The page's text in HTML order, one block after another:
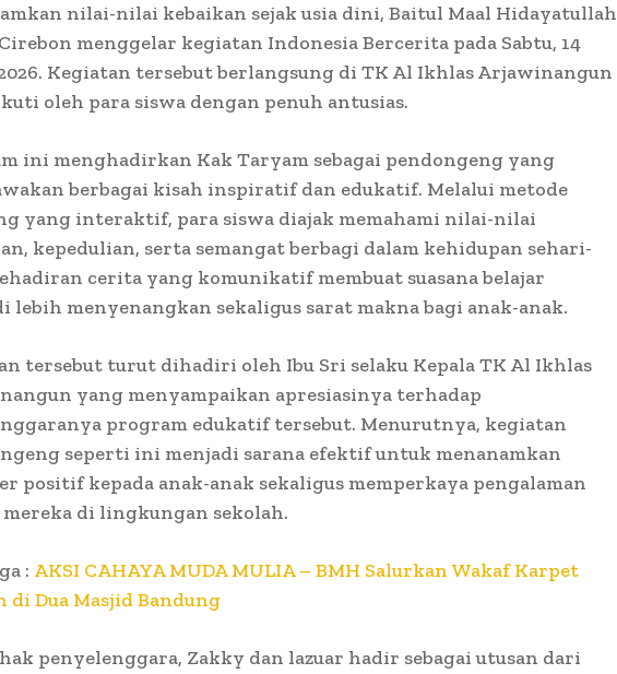
nilai-nilai kebaikan sejak usia dini, Baitul Maal Hidayatullah
menggelar kegiatan Indonesia Bercerita pada Sabtu, 14
Kegiatan tersebut berlangsung di TK Al Ikhlas Arjawinangun
oleh para siswa dengan penuh antusias.
ini menghadirkan Kak Taryam sebagai pendongeng yang
berbagai kisah inspiratif dan edukatif. Melalui metode
yang interaktif, para siswa diajak memahami nilai-nilai
kepedulian, serta semangat berbagi dalam kehidupan sehari-
cerita yang komunikatif membuat suasana belajar
lebih menyenangkan sekaligus sarat makna bagi anak-anak.
tersebut turut dihadiri oleh Ibu Sri selaku Kepala TK Al Ikhlas
yang menyampaikan apresiasinya terhadap
program edukatif tersebut. Menurutnya, kegiatan
seperti ini menjadi sarana efektif untuk menanamkan
positif kepada anak-anak sekaligus memperkaya pengalaman
di lingkungan sekolah.
: AKSI CAHAYA MUDA MULIA – BMH Salurkan Wakaf Karpet
di Dua Masjid Bandung
penyelenggara, Zakky dan lazuar hadir sebagai utusan dari